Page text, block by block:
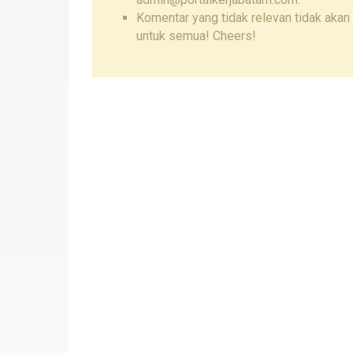
Komentar yang tidak relevan tidak
untuk semua! Cheers!